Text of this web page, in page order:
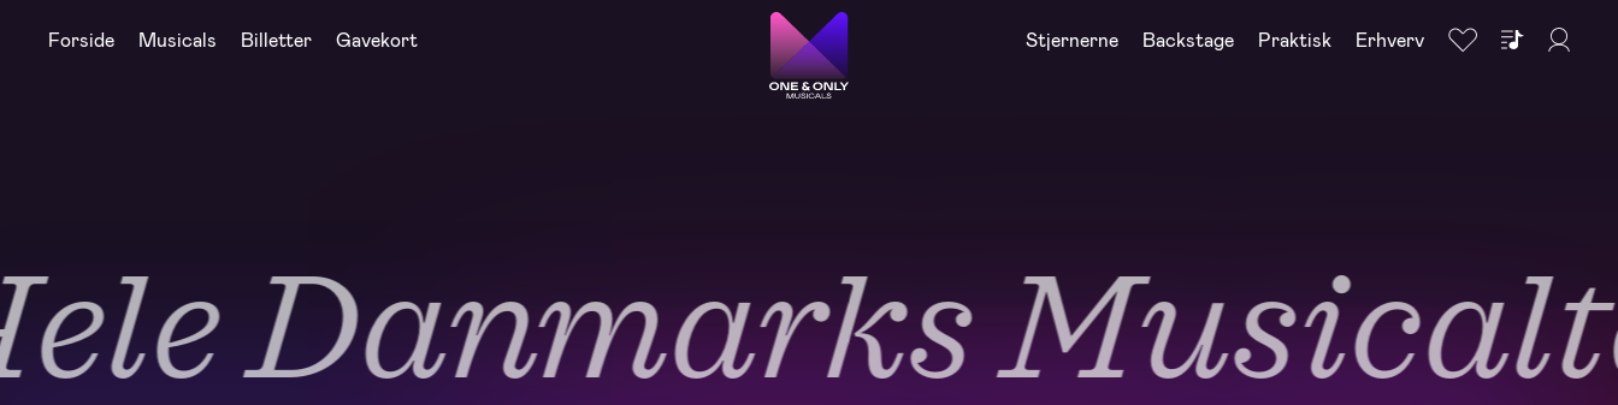
Forside Musicals Billetter Gavekort Stjernerne Backstage Praktisk Erhverv
Danmarks